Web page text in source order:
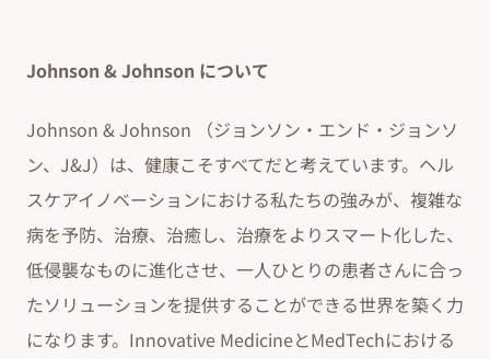
Johnson & Johnson について
Johnson & Johnson （ジョンソン・エンド・ジョンソ
ン、J&J）は、健康こそすべてだと考えています。ヘル
スケアイノベーションにおける私たちの強みが、複雑な
病を予防、治療、治癒し、治療をよりスマート化した、
低侵襲なものに進化させ、一人ひとりの患者さんに合っ
たソリューションを提供することができる世界を築く力
になります。Innovative MedicineとMedTechにおける